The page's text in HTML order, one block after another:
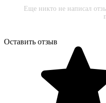
Еще никто не написал
Оставить отзыв